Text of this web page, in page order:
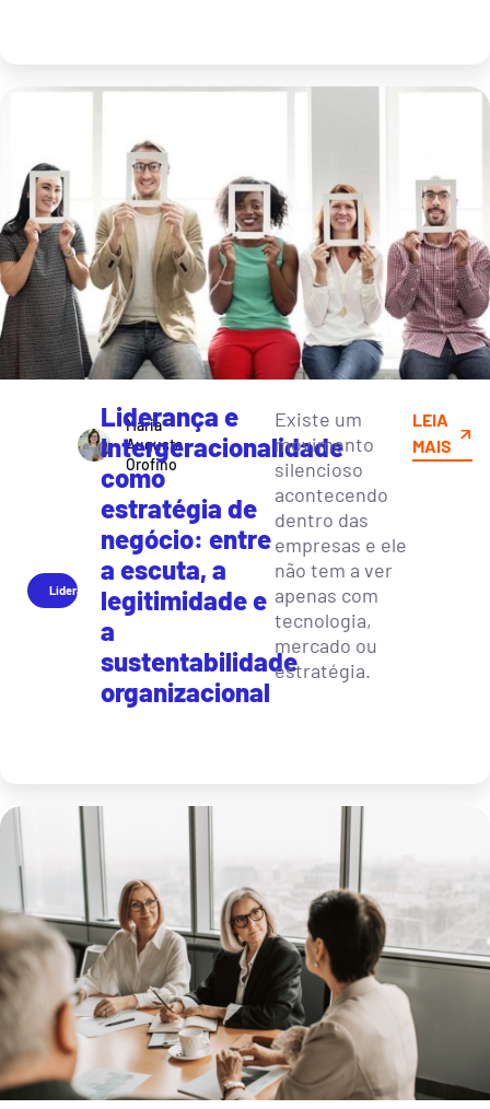
Liderança
Maria
Augusta
Orofino
Liderança e
Intergeracionalidade
como
estratégia de
negócio: entre
a escuta, a
legitimidade e
a
sustentabilidade
organizacional
Existe um
movimento
silencioso
acontecendo
dentro das
empresas e ele
não tem a ver
apenas com
tecnologia,
mercado ou
estratégia.
LEIA
MAIS